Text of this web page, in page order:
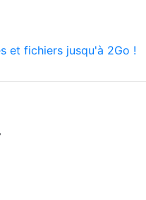
et fichiers jusqu'à 2Go !